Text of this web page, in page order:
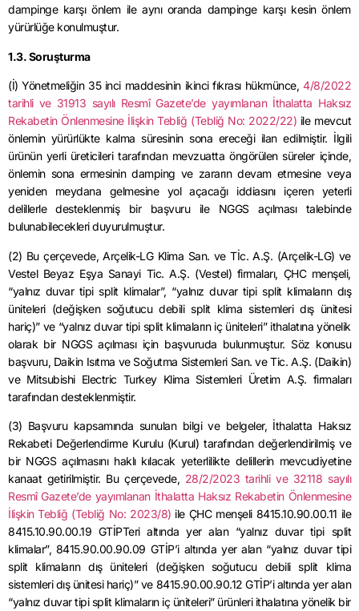
dampinge karşı önlem ile aynı oranda dampinge karşı kesin önlem
yürürlüğe konulmuştur.
1.3. Soruşturma
(İ) Yönetmeliğin 35 inci maddesinin ikinci fıkrası hükmünce, 4/8/2022
tarihli ve 31913 sayılı Resmî Gazete’de yayımlanan İthalatta Haksız
Rekabetin Önlenmesine İlişkin Tebliğ (Tebliğ No: 2022/22) ile mevcut
önlemin yürürlükte kalma süresinin sona ereceği ilan edilmiştir. İlgili
ürünün yerli üreticileri tarafından mevzuatta öngörülen süreler içinde,
önlemin sona ermesinin damping ve zararın devam etmesine veya
yeniden meydana gelmesine yol açacağı iddiasını içeren yeterli
delillerle desteklenmiş bir başvuru ile NGGS açılması talebinde
bulunabilecekleri duyurulmuştur.
(2) Bu çerçevede, Arçelik-LG Klima San. ve Tİc. A.Ş. (Arçelik-LG) ve
Vestel Beyaz Eşya Sanayi Tic. A.Ş. (Vestel) firmaları, ÇHC menşeli,
“yalnız duvar tipi split klimalar”, “yalnız duvar tipi split klimaların dış
üniteleri (değişken soğutucu debili split klima sistemleri dış ünitesi
hariç)” ve “yalnız duvar tipi split klimaların iç üniteleri” ithalatına yönelik
olarak bir NGGS açılması için başvuruda bulunmuştur. Söz konusu
başvuru, Daikin Isıtma ve Soğutma Sistemleri San. ve Tic. A.Ş. (Daikin)
ve Mitsubishi Electric Turkey Klima Sistemleri Üretim A.Ş. firmaları
tarafından desteklenmiştir.
(3) Başvuru kapsamında sunulan bilgi ve belgeler, İthalatta Haksız
Rekabeti Değerlendirme Kurulu (Kurul) tarafından değerlendirilmiş ve
bir NGGS açılmasını haklı kılacak yeterlilikte delillerin mevcudiyetine
kanaat getirilmiştir. Bu çerçevede, 28/2/2023 tarihli ve 32118 sayılı
Resmî Gazete’de yayımlanan İthalatta Haksız Rekabetin Önlenmesine
İlişkin Tebliğ (Tebliğ No: 2023/8) ile ÇHC menşeli 8415.10.90.00.11 ile
8415.10.90.00.19 GTİPTeri altında yer alan “yalnız duvar tipi split
klimalar”, 8415.90.00.90.09 GTİP’i altında yer alan “yalnız duvar tipi
split klimaların dış üniteleri (değişken soğutucu debili split klima
sistemleri dış ünitesi hariç)” ve 8415.90.00.90.12 GTİP’i altında yer alan
“yalnız duvar tipi split klimaların iç üniteleri” ürünleri ithalatına yönelik bir